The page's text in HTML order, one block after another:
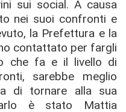
sui social. A causa
nei suoi confronti e
la Prefettura e la
contattato per fargli
che fa e il livello di
sarebbe meglio
di tornare alla sua
è stato Mattia